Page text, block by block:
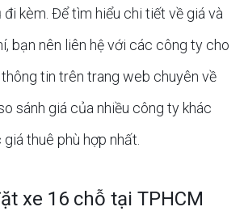
đi kèm. Để tìm hiểu chi tiết về giá và
bạn nên liên hệ với các công ty cho
tin trên trang web chuyên về
sánh giá của nhiều công ty khác
thuê phù hợp nhất.
xe 16 chỗ tại TPHCM